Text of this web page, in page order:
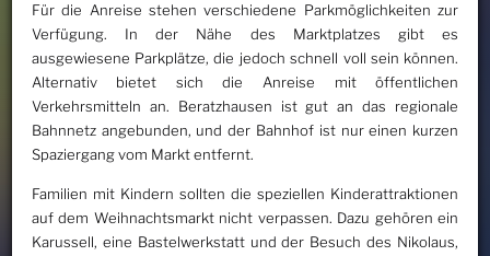
Für die Anreise stehen verschiedene Parkmöglichkeiten zur
Verfügung. In der Nähe des Marktplatzes gibt es
ausgewiesene Parkplätze, die jedoch schnell voll sein können.
Alternativ bietet sich die Anreise mit öffentlichen
Verkehrsmitteln an. Beratzhausen ist gut an das regionale
Bahnnetz angebunden, und der Bahnhof ist nur einen kurzen
Spaziergang vom Markt entfernt.
Familien mit Kindern sollten die speziellen Kinderattraktionen
auf dem Weihnachtsmarkt nicht verpassen. Dazu gehören ein
Karussell, eine Bastelwerkstatt und der Besuch des Nikolaus,